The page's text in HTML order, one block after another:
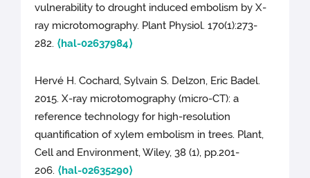
vulnerability to drought induced embolism by X-
ray microtomography. Plant Physiol. 170(1):273-
282. ⟨hal-02637984⟩
Hervé H. Cochard, Sylvain S. Delzon, Eric Badel.
2015. X-ray microtomography (micro-CT): a
reference technology for high-resolution
quantification of xylem embolism in trees. Plant,
Cell and Environment, Wiley, 38 (1), pp.201-
206. ⟨hal-02635290⟩